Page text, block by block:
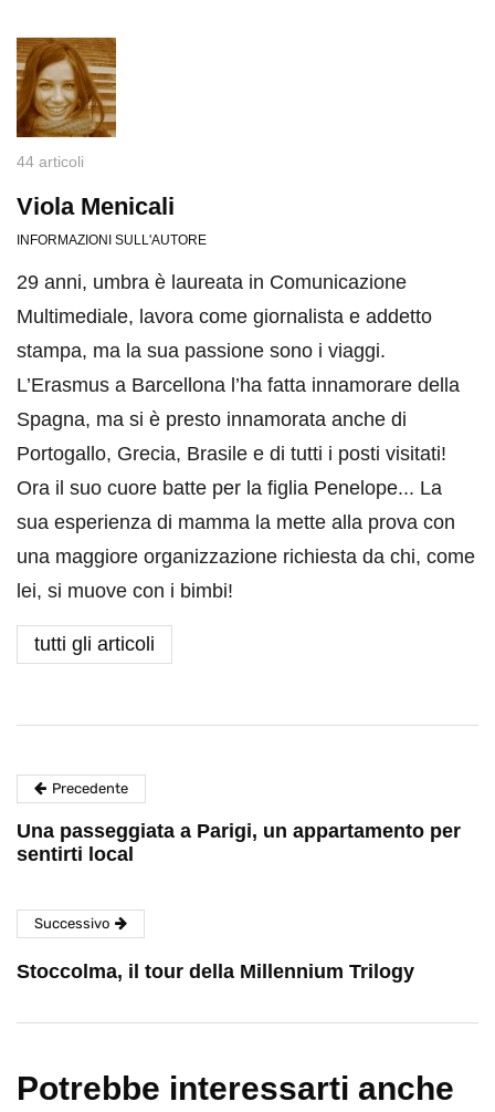
44 articoli
Viola Menicali
INFORMAZIONI SULL'AUTORE
29 anni, umbra è laureata in Comunicazione
Multimediale, lavora come giornalista e addetto
stampa, ma la sua passione sono i viaggi.
L’Erasmus a Barcellona l’ha fatta innamorare della
Spagna, ma si è presto innamorata anche di
Portogallo, Grecia, Brasile e di tutti i posti visitati!
Ora il suo cuore batte per la figlia Penelope... La
sua esperienza di mamma la mette alla prova con
una maggiore organizzazione richiesta da chi, come
lei, si muove con i bimbi!
tutti gli articoli
Precedente
Una passeggiata a Parigi, un appartamento per
sentirti local
Successivo
Stoccolma, il tour della Millennium Trilogy
Potrebbe interessarti anche